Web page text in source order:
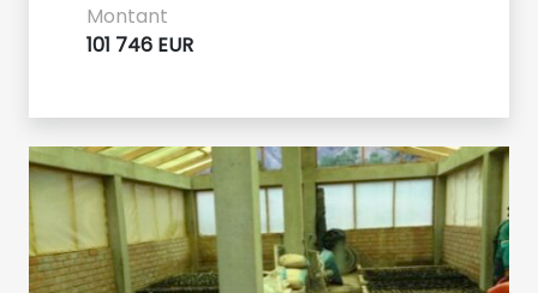
Montant
101 746 EUR